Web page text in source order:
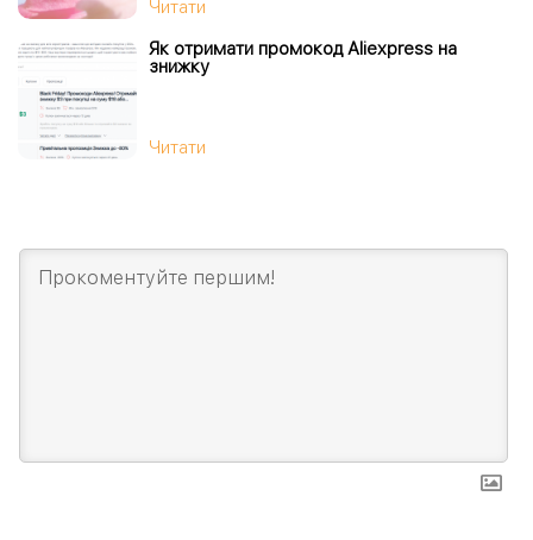
Читати
Як отримати промокод Aliexpress на
знижку
Читати